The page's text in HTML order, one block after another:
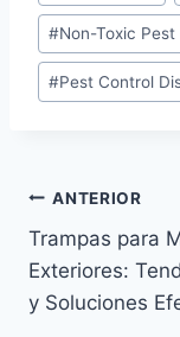
#Non-Toxic
#Pest Control
de
entradas
ANTERIOR
Trampas para
Exteriores:
y Soluciones